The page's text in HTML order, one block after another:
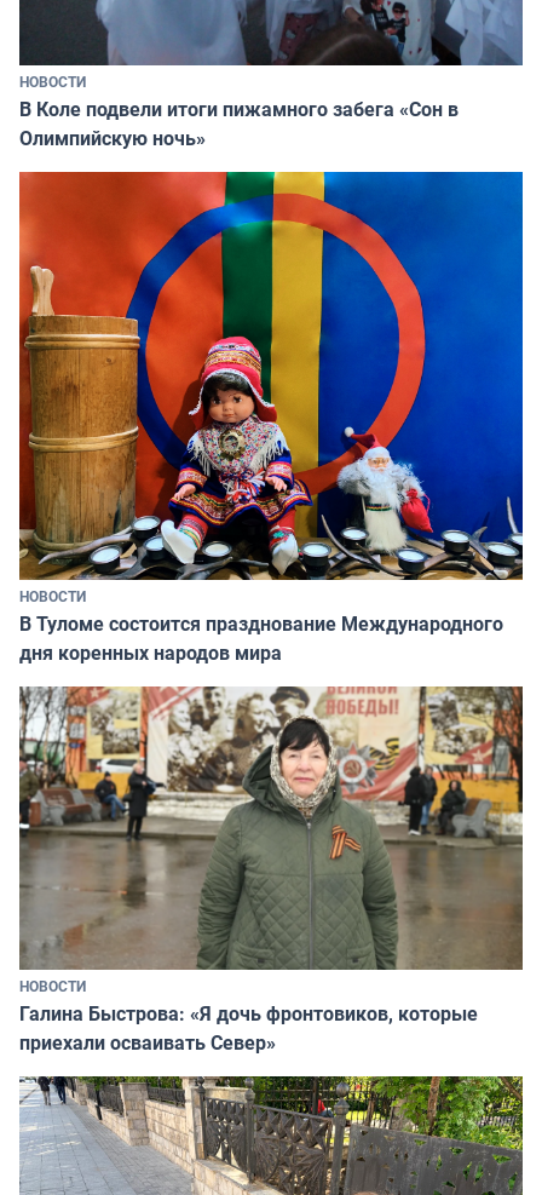
НОВОСТИ
В Коле подвели итоги пижамного забега «Сон в
Олимпийскую ночь»
НОВОСТИ
В Туломе состоится празднование Международного
дня коренных народов мира
НОВОСТИ
Галина Быстрова: «Я дочь фронтовиков, которые
приехали осваивать Север»